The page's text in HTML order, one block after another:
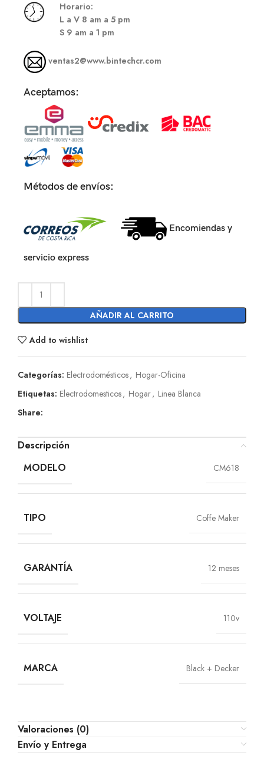
Horario:
L a V 8 am a 5 pm
S 9 am a 1 pm
ventas2@www.bintechcr.com
Aceptamos:
Métodos de envíos:
Encomiendas y
servicio express
AÑADIR AL CARRITO
Add to wishlist
Categorías: Electrodomésticos, Hogar-Oficina
Etiquetas: Electrodomesticos, Hogar, Linea Blanca
Share:
Descripción
MODELO
CM618
TIPO Coffe Maker
GARANTÍA 12 meses
VOLTAJE 110v
MARCA Black + Decker
Valoraciones (0)
Envío y Entrega